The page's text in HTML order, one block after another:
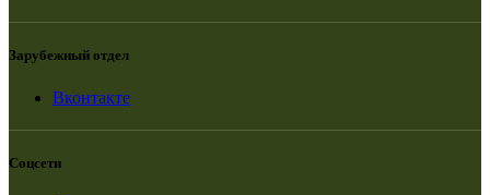
Зарубежный отдел
Вконтакте
Соцсети